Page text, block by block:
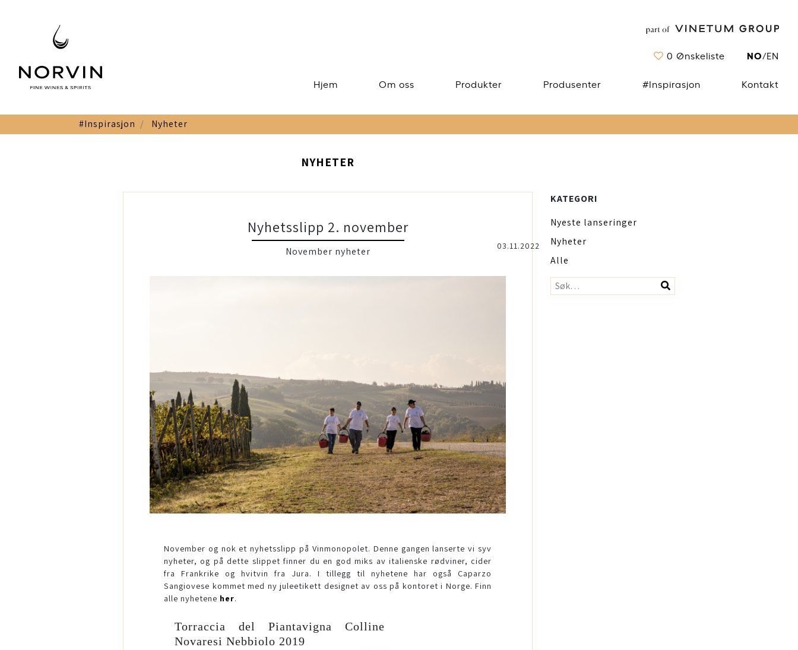
0 Ønskeliste NO/EN
Hjem Om oss Produkter Produsenter #Inspirasjon Kontakt
#Inspirasjon Nyheter
NYHETER
Nyhetsslipp 2. november
November nyheter 03.11.2022
November og nok et nyhetsslipp på Vinmonopolet. Denne gangen lanserte vi syv
nyheter, og på dette slippet finner du en god miks av italienske rødviner, cider
fra Frankrike og hvitvin fra Jura. I tillegg til nyhetene har også Caparzo
Sangiovese kommet med ny juleetikett designet av oss på kontoret i Norge. Finn
alle nyhetene her.
Torraccia del Piantavigna Colline
Novaresi Nebbiolo 2019
KATEGORI
Nyeste lanseringer
Nyheter
Alle